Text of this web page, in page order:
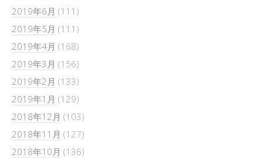
2019年6月 (111)
2019年5月 (111)
2019年4月 (168)
2019年3月 (156)
2019年2月 (133)
2019年1月 (129)
2018年12月 (103)
2018年11月 (127)
2018年10月 (136)